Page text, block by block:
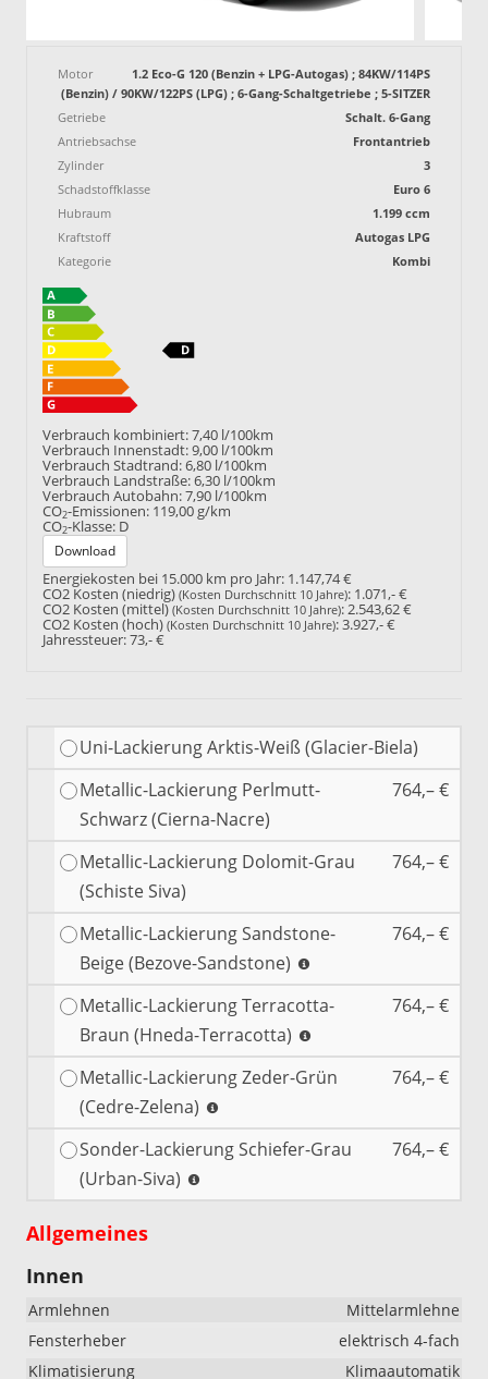
Motor
1.2 Eco-G 120 (Benzin + LPG-Autogas) ; 84KW/114PS
(Benzin) / 90KW/122PS (LPG) ; 6-Gang-Schaltgetriebe ; 5-SITZER
Getriebe
Schalt. 6-Gang
Antriebsachse
Frontantrieb
Zylinder
3
Schadstoffklasse
Euro 6
Hubraum
1.199 ccm
Kraftstoff
Autogas LPG
Kategorie
Kombi
Verbrauch kombiniert:7,40 l/100km
Verbrauch Innenstadt:9,00 l/100km
Verbrauch Stadtrand:6,80 l/100km
Verbrauch Landstraße:6,30 l/100km
Verbrauch Autobahn:7,90 l/100km
CO2-Emissionen: 119,00 g/km
CO2-Klasse: D
Download
Energiekosten bei 15.000 km pro Jahr: 1.147,74 €
CO2 Kosten (niedrig) (Kosten Durchschnitt 10 Jahre): 1.071,- €
CO2 Kosten (mittel) (Kosten Durchschnitt 10 Jahre):2.543,62 €
CO2 Kosten (hoch) (Kosten Durchschnitt 10 Jahre):3.927,- €
Jahressteuer:73,- €
Uni-Lackierung Arktis-Weiß (Glacier-Biela)
Metallic-Lackierung Perlmutt-
Schwarz (Cierna-Nacre)
764,– €
Metallic-Lackierung Dolomit-Grau
(Schiste Siva)
764,– €
Metallic-Lackierung Sandstone-
Beige (Bezove-Sandstone)
764,– €
Metallic-Lackierung Terracotta-
Braun (Hneda-Terracotta)
764,– €
Metallic-Lackierung Zeder-Grün
(Cedre-Zelena)
764,– €
Sonder-Lackierung Schiefer-Grau
(Urban-Siva)
764,– €
Allgemeines
Innen
Armlehnen
Mittelarmlehne
Fensterheber
elektrisch 4-fach
Klimatisierung
Klimaautomatik